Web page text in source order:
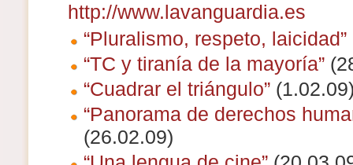
http://www.lavanguardia.es
“Pluralismo, respeto, laicidad”
“TC y tiranía de la mayoría”
“Cuadrar el triángulo”
“Panorama de derechos
(26.02.09)